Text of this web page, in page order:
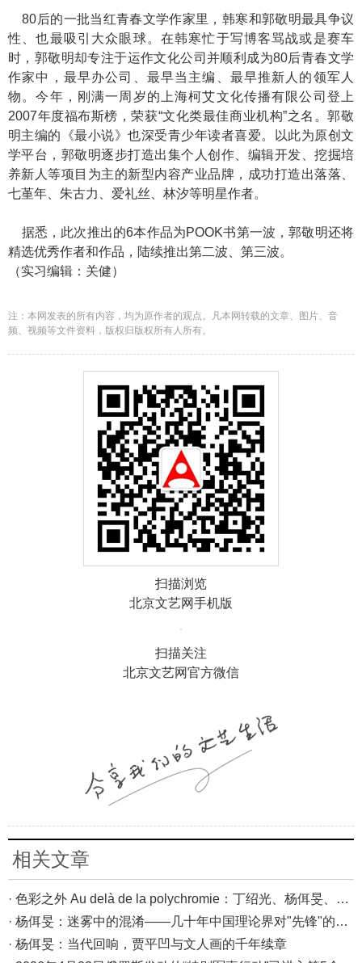
80后的一批当红青春文学作家里，韩寒和郭敬明最具争议
性、也最吸引大众眼球。在韩寒忙于写博客骂战或是赛车
时，郭敬明却专注于运作文化公司并顺利成为80后青春文学
作家中，最早办公司、最早当主编、最早推新人的领军人
物。今年，刚满一周岁的上海柯艾文化传播有限公司登上
2007年度福布斯榜，荣获“文化类最佳商业机构”之名。郭敬
明主编的《最小说》也深受青少年读者喜爱。以此为原创文
学平台，郭敬明逐步打造出集个人创作、编辑开发、挖掘培
养新人等项目为主的新型内容产业品牌，成功打造出落落、
七堇年、朱古力、爱礼丝、林汐等明星作者。
据悉，此次推出的6本作品为POOK书第一波，郭敬明还将
精选优秀作者和作品，陆续推出第二波、第三波。
（实习编辑：关健）
注：本网发表的所有内容，均为原作者的观点。凡本网转载的文章、图片、音
频、视频等文件资料，版权归版权所有人所有。
扫描浏览
北京文艺网手机版
扫描关注
北京文艺网官方微信
相关文章
· 色彩之外 Au delà de la polychromie：丁绍光、杨佴旻、Alain Cardenas·Castro巴黎展
· 杨佴旻：迷雾中的混淆——几十年中国理论界对"先锋"的误读，对创作的误导
· 杨佴旻：当代回响，贾平凹与文人画的千年续章